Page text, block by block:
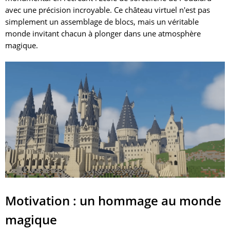
avec une précision incroyable. Ce château virtuel n'est pas
simplement un assemblage de blocs, mais un véritable
monde invitant chacun à plonger dans une atmosphère
magique.
Motivation : un hommage au monde
magique